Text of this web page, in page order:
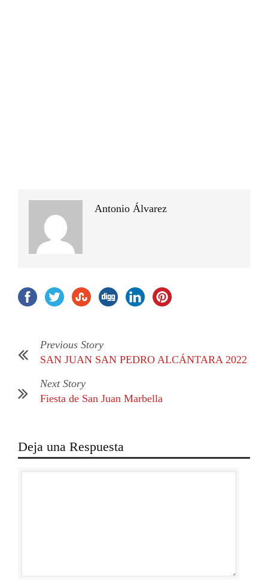
Antonio Álvarez
Previous Story
SAN JUAN SAN PEDRO ALCÁNTARA 2022
Next Story
Fiesta de San Juan Marbella
Deja una Respuesta